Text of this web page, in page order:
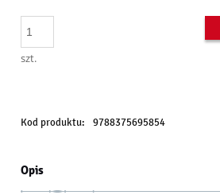
szt.
Kod produktu: 9788375695854
Opis